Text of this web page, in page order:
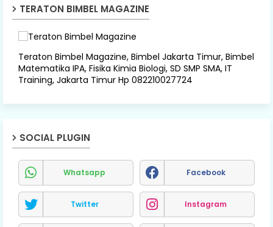
TERATON BIMBEL MAGAZINE
Teraton Bimbel Magazine, Bimbel Jakarta Timur, Bimbel
Matematika IPA, Fisika Kimia Biologi, SD SMP SMA, IT
Training, Jakarta Timur Hp 082210027724
SOCIAL PLUGIN
Whatsapp Facebook
Twitter Instagram